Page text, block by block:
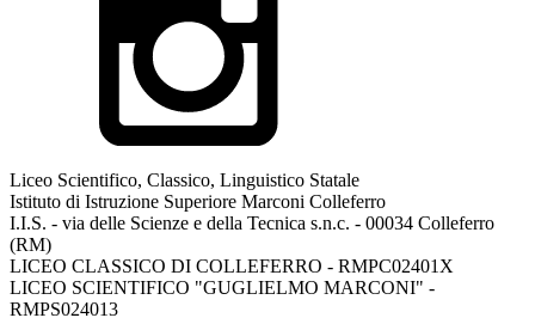
Liceo Scientifico, Classico, Linguistico Statale
Istituto di Istruzione Superiore Marconi Colleferro
I.I.S. - via delle Scienze e della Tecnica s.n.c. - 00034 Colleferro
(RM)
LICEO CLASSICO DI COLLEFERRO - RMPC02401X
LICEO SCIENTIFICO "GUGLIELMO MARCONI" -
RMPS024013